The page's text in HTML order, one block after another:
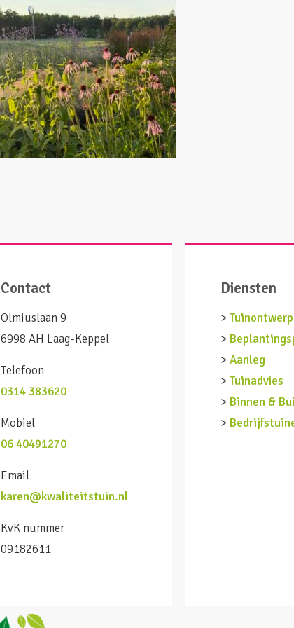
Contact
Olmiuslaan 9
6998 AH Laag-Keppel
Telefoon
0314 383620
Mobiel
06 40491270
Email
karen@kwaliteitstuin.nl
KvK nummer
09182611
Diensten
>Tuinontwerp
>
>Aanleg
>Tuinadvies
> Binnen &
>